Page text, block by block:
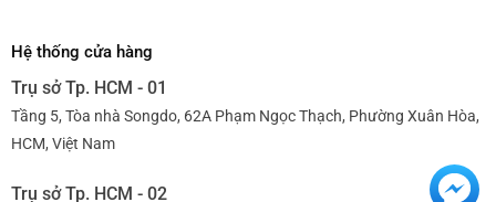
Hệ thống cửa hàng
Trụ sở Tp. HCM - 01
Tầng 5, Tòa nhà Songdo, 62A Phạm Ngọc Thạch, Phường Xuân Hòa,
HCM, Việt Nam
Trụ sở Tp. HCM - 02